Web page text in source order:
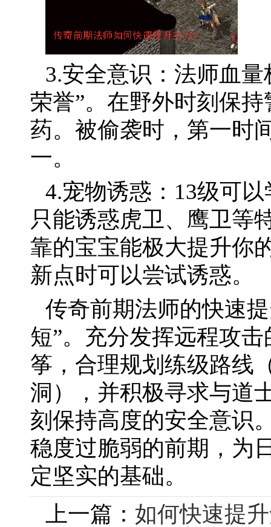
3.安全意识：法师血
荣誉”。在野外时刻保
药。被偷袭时，第一时
一。
4.宠物诱惑：13级可
只能诱惑虎卫、鹰卫等
靠的宝宝能极大提升你
新点时可以尝试诱惑。
传奇前期法师的快速
短”。充分发挥远程攻
筝，合理规划练级路
洞），并积极寻求与道
刻保持高度的安全意识
稳度过脆弱的前期，为
定坚实的基础。
上一篇： 如何快速提